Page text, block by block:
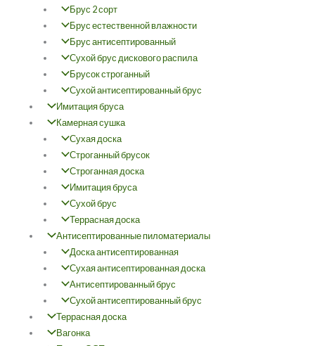
Брус 2 сорт
Брус естественной влажности
Брус антисептированный
Сухой брус дискового распила
Брусок строганный
Сухой антисептированный брус
Имитация бруса
Камерная сушка
Сухая доска
Строганный брусок
Строганная доска
Имитация бруса
Сухой брус
Террасная доска
Антисептированные пиломатериалы
Доска антисептированная
Сухая антисептированная доска
Антисептированный брус
Сухой антисептированный брус
Террасная доска
Вагонка